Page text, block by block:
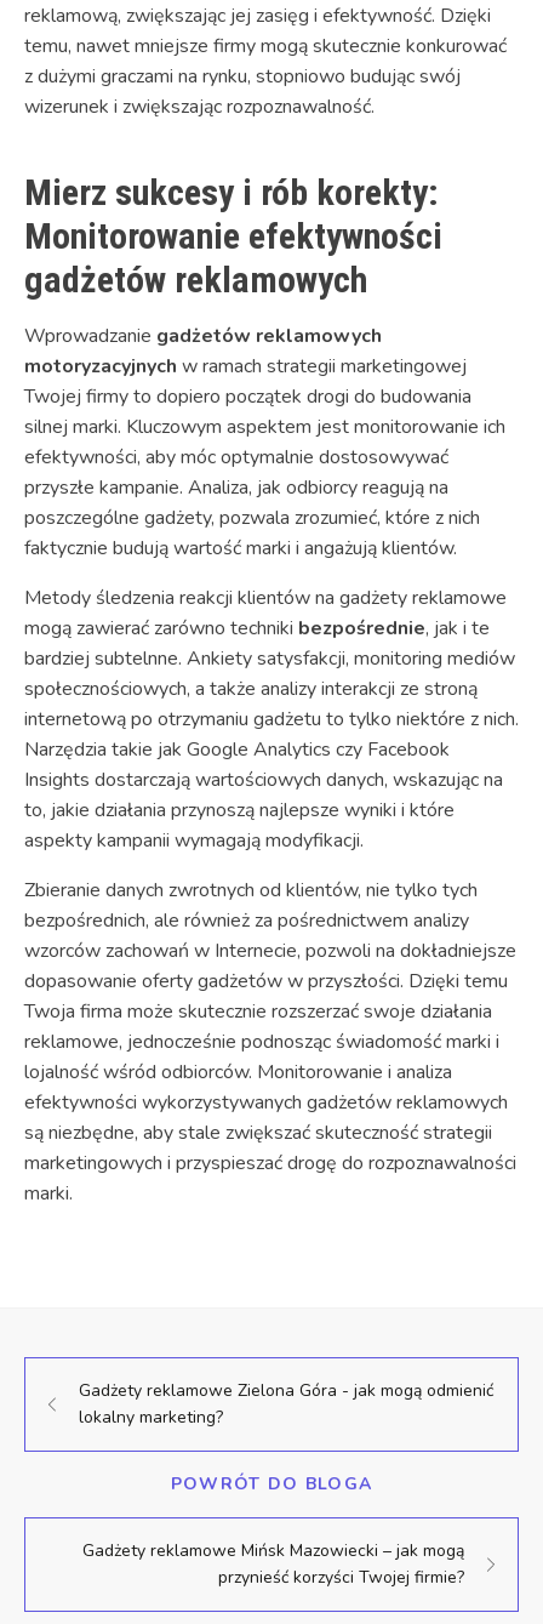
reklamową, zwiększając jej zasięg i efektywność. Dzięki
temu, nawet mniejsze firmy mogą skutecznie konkurować
z dużymi graczami na rynku, stopniowo budując swój
wizerunek i zwiększając rozpoznawalność.
Mierz sukcesy i rób korekty:
Monitorowanie efektywności
gadżetów reklamowych
Wprowadzanie gadżetów reklamowych
motoryzacyjnych w ramach strategii marketingowej
Twojej firmy to dopiero początek drogi do budowania
silnej marki. Kluczowym aspektem jest monitorowanie ich
efektywności, aby móc optymalnie dostosowywać
przyszłe kampanie. Analiza, jak odbiorcy reagują na
poszczególne gadżety, pozwala zrozumieć, które z nich
faktycznie budują wartość marki i angażują klientów.
Metody śledzenia reakcji klientów na gadżety reklamowe
mogą zawierać zarówno techniki bezpośrednie, jak i te
bardziej subtelnne. Ankiety satysfakcji, monitoring mediów
społecznościowych, a także analizy interakcji ze stroną
internetową po otrzymaniu gadżetu to tylko niektóre z nich.
Narzędzia takie jak Google Analytics czy Facebook
Insights dostarczają wartościowych danych, wskazując na
to, jakie działania przynoszą najlepsze wyniki i które
aspekty kampanii wymagają modyfikacji.
Zbieranie danych zwrotnych od klientów, nie tylko tych
bezpośrednich, ale również za pośrednictwem analizy
wzorców zachowań w Internecie, pozwoli na dokładniejsze
dopasowanie oferty gadżetów w przyszłości. Dzięki temu
Twoja firma może skutecznie rozszerzać swoje działania
reklamowe, jednocześnie podnosząc świadomość marki i
lojalność wśród odbiorców. Monitorowanie i analiza
efektywności wykorzystywanych gadżetów reklamowych
są niezbędne, aby stale zwiększać skuteczność strategii
marketingowych i przyspieszać drogę do rozpoznawalności
marki.
Gadżety reklamowe Zielona Góra - jak mogą odmienić
lokalny marketing?
POWRÓT DO BLOGA
Gadżety reklamowe Mińsk Mazowiecki – jak mogą
przynieść korzyści Twojej firmie?